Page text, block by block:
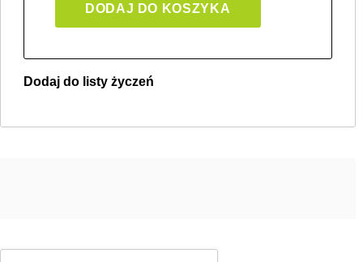
DODAJ DO KOSZYKA
Jeden produkt
Dodaj do listy życzeń